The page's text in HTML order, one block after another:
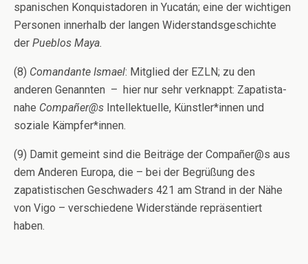
spanischen Konquistadoren in Yucatán; eine der wichtigen
Personen innerhalb der langen Widerstandsgeschichte
der Pueblos Maya.
(8) Comandante Ismael: Mitglied der EZLN; zu den
anderen Genannten – hier nur sehr verknappt: Zapatista-
nahe Compañer@s Intellektuelle, Künstler*innen und
soziale Kämpfer*innen.
(9) Damit gemeint sind die Beiträge der Compañer@s aus
dem Anderen Europa, die – bei der Begrüßung des
zapatistischen Geschwaders 421 am Strand in der Nähe
von Vigo – verschiedene Widerstände repräsentiert
haben.